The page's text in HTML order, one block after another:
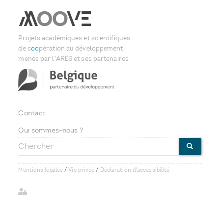
Projets académiques et scientifiques
de coopération au développement
menés par l'ARES et ses partenaires
Footer
menu
Contact
Qui sommes-nous ?
Chercher
Mentions légales / Vie privée / Déclaration d'accessibilité
User